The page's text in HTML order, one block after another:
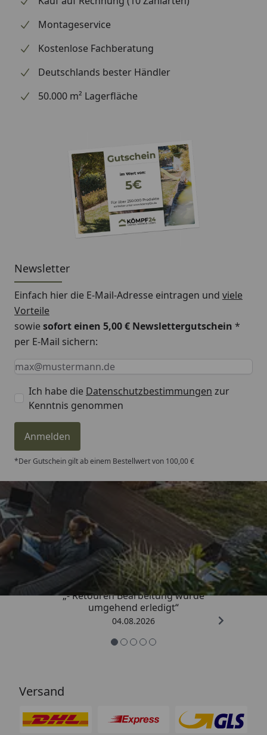
Montageservice
Kostenlose Fachberatung
Deutschlands bester Händler
50.000 m² Lagerfläche
Newsletter
Einfach hier die E-Mail-Adresse eintragen und viele
Vorteile
sowiesofort einen 5,00 € Newslettergutschein *
per E-Mail sichern:
Keine Eingabe erforderlich
Eingabe erforderlich
E-Mail *
Ich habe die Datenschutzbestimmungen zur
Kenntnis genommen
Anmelden
*Der Gutschein gilt ab einem Bestellwert von 100,00 €
Trusted Shops
4,81/ 5
„- Retouren Bearbeitung wurde
umgehend erledigt“
04.08.2026
Versand